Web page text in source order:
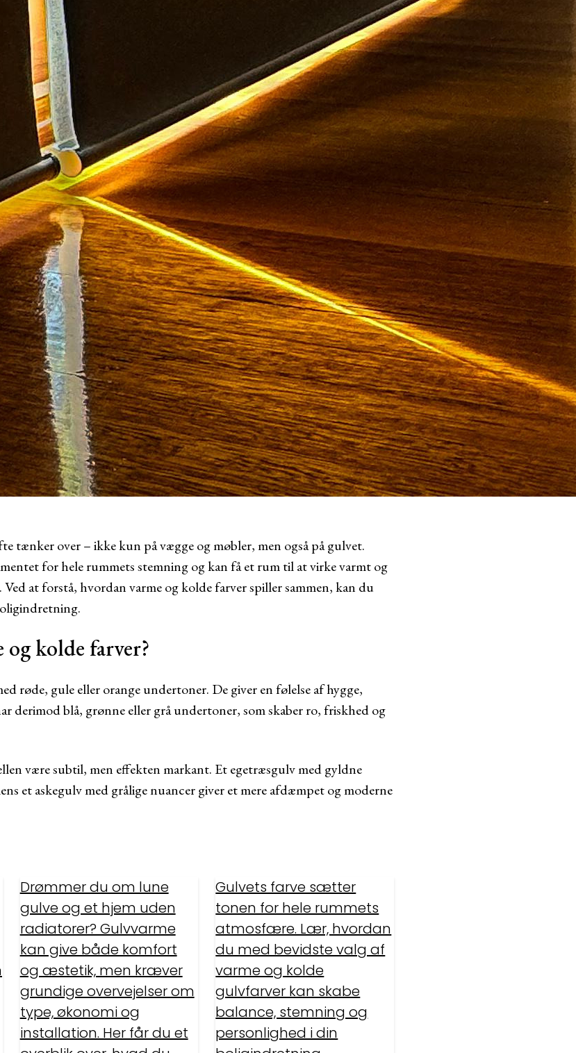
tænker over – ikke kun på vægge og møbler, men også på gulvet.
for hele rummets stemning og kan få et rum til at virke varmt og
at forstå, hvordan varme og kolde farver spiller sammen, kan du
kolde farver?
røde, gule eller orange undertoner. De giver en følelse af hygge,
derimod blå, grønne eller grå undertoner, som skaber ro, friskhed og
være subtil, men effekten markant. Et egetræsgulv med gyldne
et askegulv med grålige nuancer giver et mere afdæmpet og moderne
Drømmer du om lune
gulve og et hjem uden
radiatorer? Gulvvarme
kan give både komfort
og æstetik, men kræver
grundige overvejelser om
type, økonomi og
installation. Her får du et
Gulvets farve sætter
tonen for hele rummets
atmosfære. Lær, hvordan
du med bevidste valg af
varme og kolde
gulvfarver kan skabe
balance, stemning og
personlighed i din